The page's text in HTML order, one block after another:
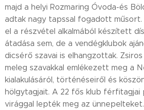
majd a helyi Rozmaring Óvoda-és
adtak nagy tapssal fogadott
el a részvétel alkalmából készített
átadása sem, de a vendégklubok
dicsérő szavai is elhangzottak.
meleg szavakkal emlékezett meg a
kialakulásáról, történéseiről és
hölgytagjait. A 22 fős klub férfitagjai
virággal lepték meg az